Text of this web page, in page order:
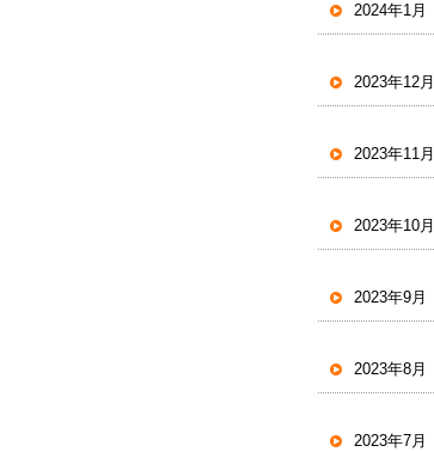
2024年1月
2023年12月
2023年11月
2023年10月
2023年9月
2023年8月
2023年7月